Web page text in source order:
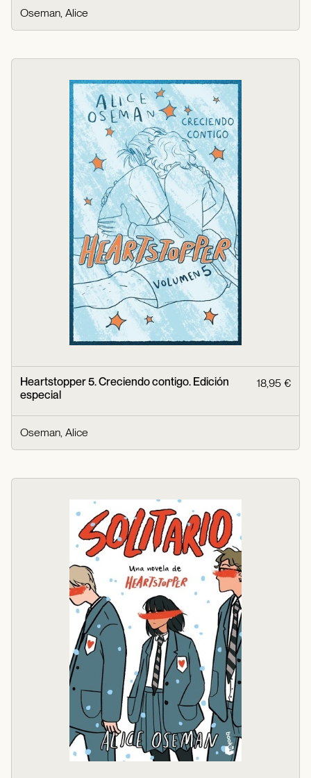
Oseman, Alice
Heartstopper 5. Creciendo contigo. Edición
especial
18,95 €
Oseman, Alice